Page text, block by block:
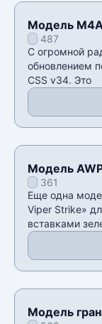
Модель
487
С огромной
обновлением
CSS v34. Это
Модель
Strike» для
361
Еще одна
Viper Strike»
вставками
Модель